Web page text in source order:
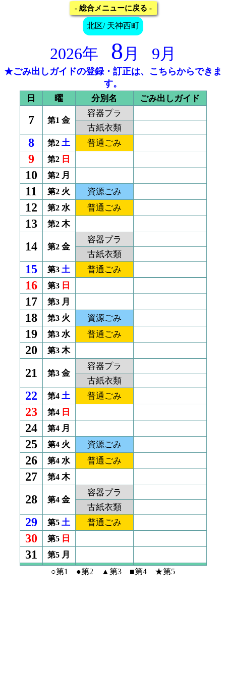
- 総合メニューに戻る -
北区/ 天神西町
2026年 8月 9月
★ごみ出しガイドの登録・訂正は、こちらからできま
す。
日 曜 分別名 ごみ出しガイド
7 第1 金
容器プラ
古紙衣類
8 第2 土 普通ごみ
9 第2 日
10 第2 月
11 第2 火 資源ごみ
12 第2 水 普通ごみ
13 第2 木
14 第2 金
容器プラ
古紙衣類
15 第3 土 普通ごみ
16 第3 日
17 第3 月
18 第3 火 資源ごみ
19 第3 水 普通ごみ
20 第3 木
21 第3 金
容器プラ
古紙衣類
22 第4 土 普通ごみ
23 第4 日
24 第4 月
25 第4 火 資源ごみ
26 第4 水 普通ごみ
27 第4 木
28 第4 金
容器プラ
古紙衣類
29 第5 土 普通ごみ
30 第5 日
31 第5 月
○第1 ●第2 ▲第3 ■第4 ★第5